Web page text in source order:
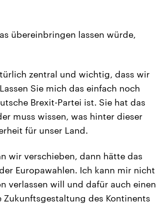
übereinbringen lassen würde,
zentral und wichtig, dass wir
Sie mich das einfach noch
Brexit-Partei ist. Sie hat das
muss wissen, was hinter dieser
für unser Land.
wir verschieben, dann hätte das
Europawahlen. Ich kann mir nicht
verlassen will und dafür auch einen
des Kontinents